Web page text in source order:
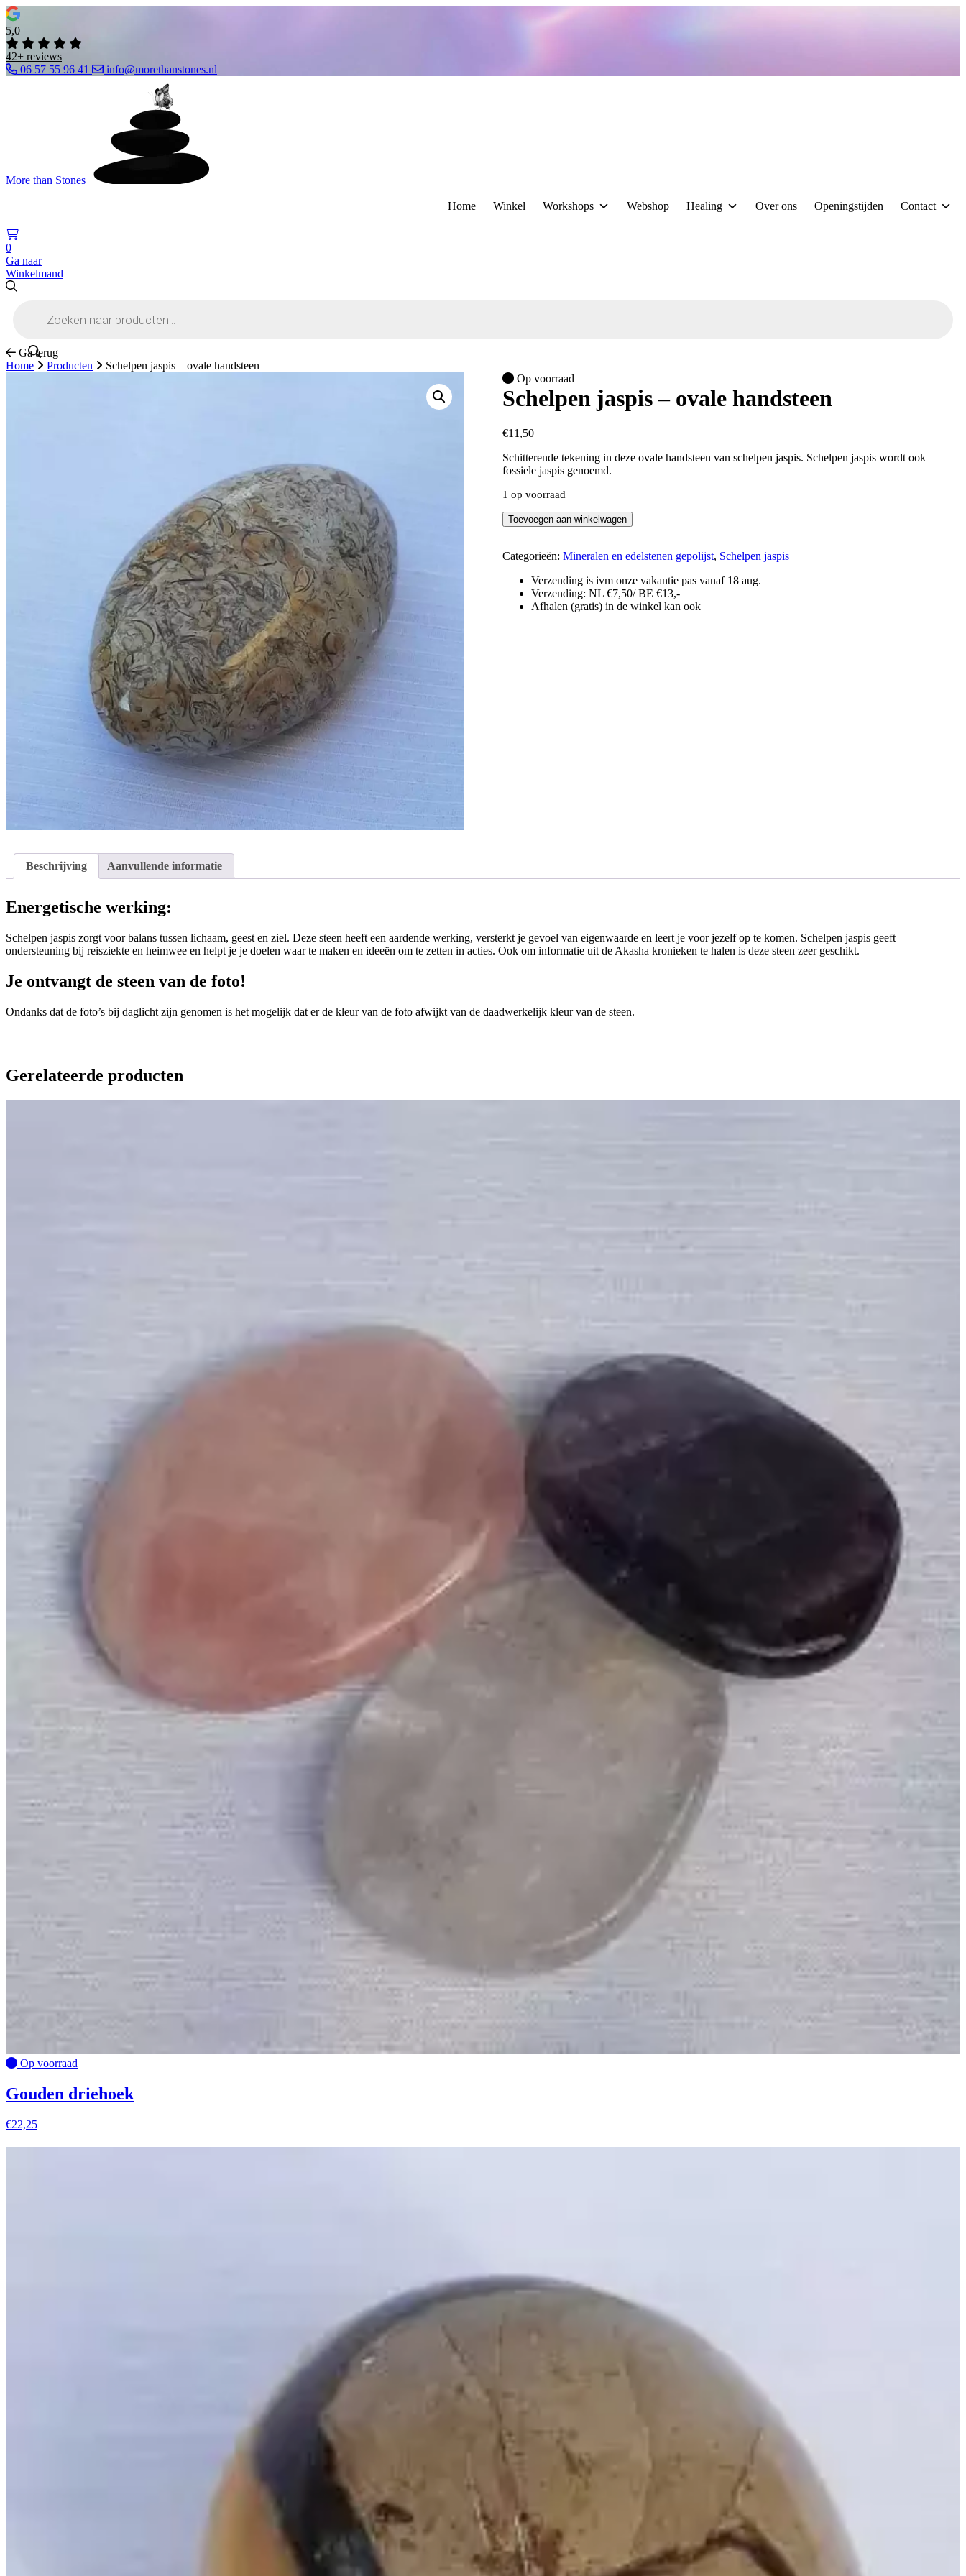
5,0
42+ reviews
06 57 55 96 41
info@morethanstones.nl
More than Stones
Home Winkel Workshops Webshop Healing Over ons Openingstijden Contact
0
Ga naar
Winkelmand
Ga terug
Home
Producten
Schelpen jaspis – ovale handsteen
Op voorraad
Schelpen jaspis – ovale handsteen
€11,50
Schitterende tekening in deze ovale handsteen van schelpen jaspis. Schelpen jaspis wordt ook
fossiele jaspis genoemd.
1 op voorraad
Schelpen
jaspis
ovale
aantal
Toevoegen aan winkelwagen
Categorieën: Mineralen en edelstenen gepolijst, Schelpen jaspis
Verzending is ivm onze vakantie pas vanaf 18 aug.
Verzending: NL €7,50/ BE €13,-
Afhalen (gratis) in de winkel kan ook
Beschrijving Aanvullende informatie
Energetische werking:
Schelpen jaspis zorgt voor balans tussen lichaam, geest en ziel. Deze steen heeft een aardende werking, versterkt je gevoel van eigenwaarde en leert je voor jezelf op te komen. Schelpen jaspis geeft
ondersteuning bij reisziekte en heimwee en helpt je je doelen waar te maken en ideeën om te zetten in acties. Ook om informatie uit de Akasha kronieken te halen is deze steen zeer geschikt.
Je ontvangt de steen van de foto!
Ondanks dat de foto’s bij daglicht zijn genomen is het mogelijk dat er de kleur van de foto afwijkt van de daadwerkelijk kleur van de steen.
Gerelateerde producten
Op voorraad
Gouden driehoek
€22,25